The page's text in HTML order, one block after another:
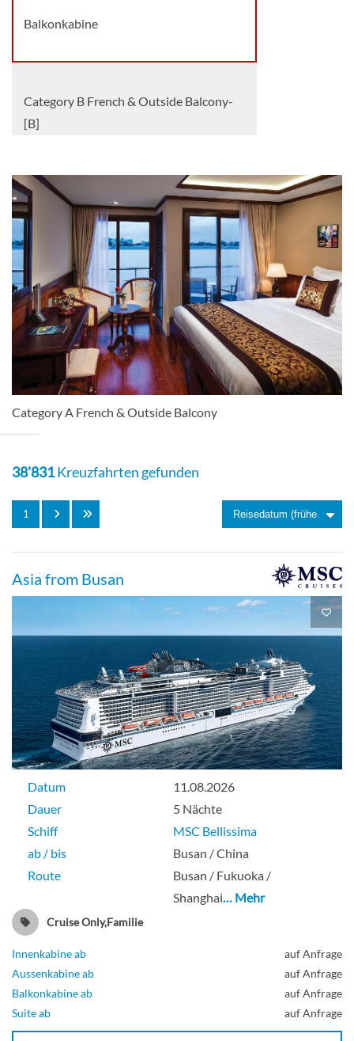
Balkonkabine
Category B French & Outside Balcony-
[B]
Balkonkabine
Category C French & Outside Balcony-
[C]
Saigon Deck
Balkonkabine
Luxury Suite French & Outside Balcony-
Suite
Suite French & Outside Balcony-[S]
Sadec Deck
Suite
Category A French & Outside Balcony
38'831Kreuzfahrten gefunden
1
Asia from Busan
Datum
11.08.2026
Dauer
5 Nächte
Schiff
MSC Bellissima
ab / bis
Busan / China
Route
Busan / Fukuoka /
Shanghai… Mehr
Cruise Only,Familie
Innenkabine ab
auf Anfrage
Aussenkabine ab
auf Anfrage
Balkonkabine ab
auf Anfrage
Suite ab
auf Anfrage